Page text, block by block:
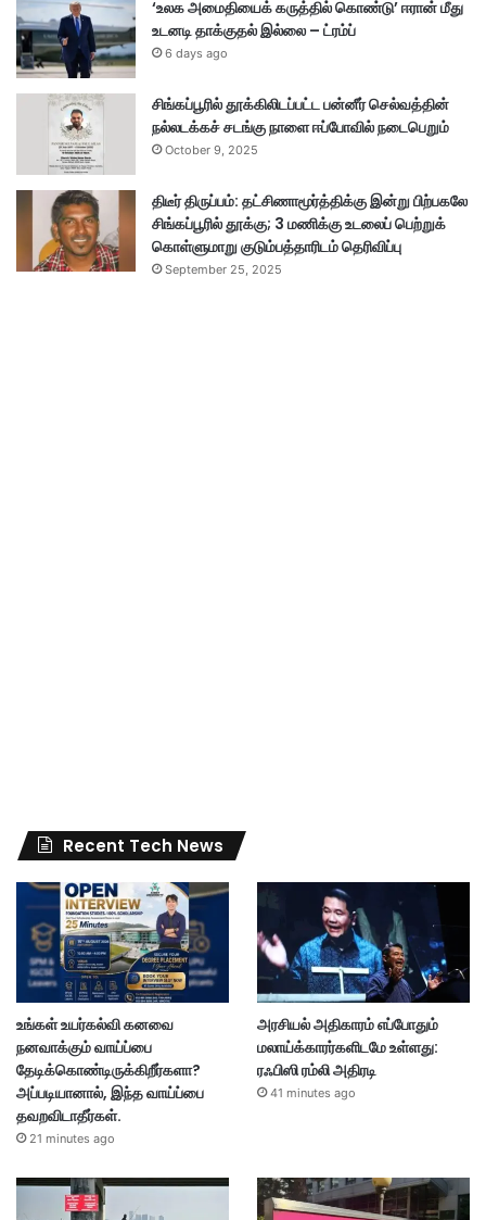
‘உலக அமைதியைக் கருத்தில் கொண்டு’ ஈரான் மீது
உடனடி தாக்குதல் இல்லை – ட்ரம்ப்
6 days ago
சிங்கப்பூரில் தூக்கிலிடப்பட்ட பன்னீர் செல்வத்தின்
நல்லடக்கச் சடங்கு நாளை ஈப்போவில் நடைபெறும்
October 9, 2025
திடீர் திருப்பம்: தட்சிணாமூர்த்திக்கு இன்று பிற்பகலே
சிங்கப்பூரில் தூக்கு; 3 மணிக்கு உடலைப் பெற்றுக்
கொள்ளுமாறு குடும்பத்தாரிடம் தெரிவிப்பு
September 25, 2025
Recent Tech News
உங்கள் உயர்கல்வி கனவை
நனவாக்கும் வாய்ப்பை
தேடிக்கொண்டிருக்கிறீர்களா?
அப்படியானால், இந்த வாய்ப்பை
தவறவிடாதீர்கள்.
21 minutes ago
அரசியல் அதிகாரம் எப்போதும்
மலாய்க்காரர்களிடமே உள்ளது:
ரஃபிஸி ரம்லி அதிரடி
41 minutes ago